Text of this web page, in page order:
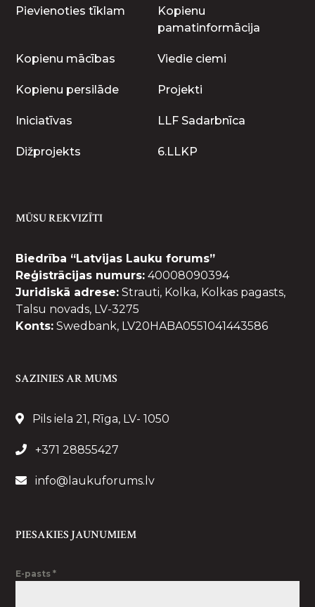
Pievienoties tīklam
Kopienu
pamatinformācija
Kopienu mācības Viedie ciemi
Kopienu persilāde Projekti
Iniciatīvas LLF Sadarbnīca
Dižprojekts 6.LLKP
MŪSU REKVIZĪTI
Biedrība “Latvijas Lauku forums”
Reģistrācijas numurs: 40008090394
Juridiskā adrese: Strauti, Kolka, Kolkas pagasts,
Talsu novads, LV-3275
Konts: Swedbank, LV20HABA0551041443586
SAZINIES AR MUMS
Pils iela 21, Rīga, LV- 1050
+371 28855427
info@laukuforums.lv
PIESAKIES JAUNUMIEM
E-pasts*